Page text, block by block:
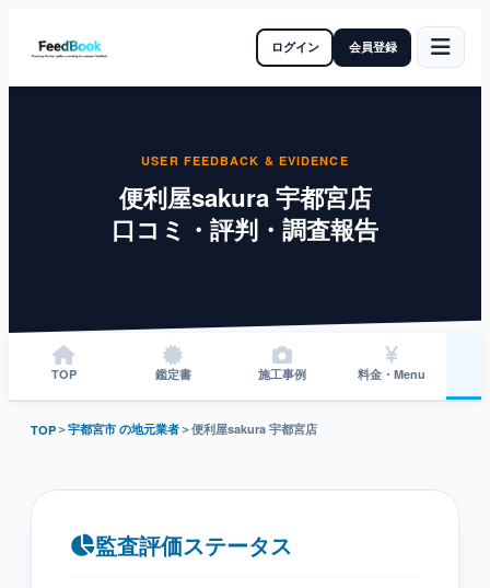
ログイン 会員登録
USER FEEDBACK & EVIDENCE
便利屋sakura 宇都宮店
口コミ・評判・調査報告
TOP 鑑定書 施工事例 料金・Menu
TOP＞宇都宮市 の地元業者＞便利屋sakura 宇都宮店
監査評価ステータス